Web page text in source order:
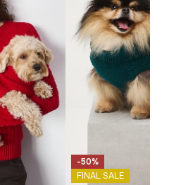
-50%
FINAL SALE